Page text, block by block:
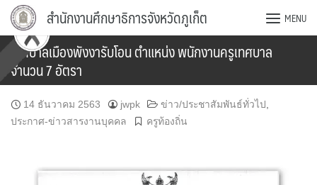
Skip
content
สำนักงานศึกษาธิการจังหวัดภูเก็ต MENU
เทศบาลเมืองพังงารับโอน ตำแหน่ง พนักงานครูเทศบาล
จำนวน 7 อัตรา
14 ธันวาคม 2563 jwpk ข่าว/ประชาสัมพันธ์ทั่วไป
ประกาศ-ข่าวสารงานบุคคล
ครูท้องถิ่น